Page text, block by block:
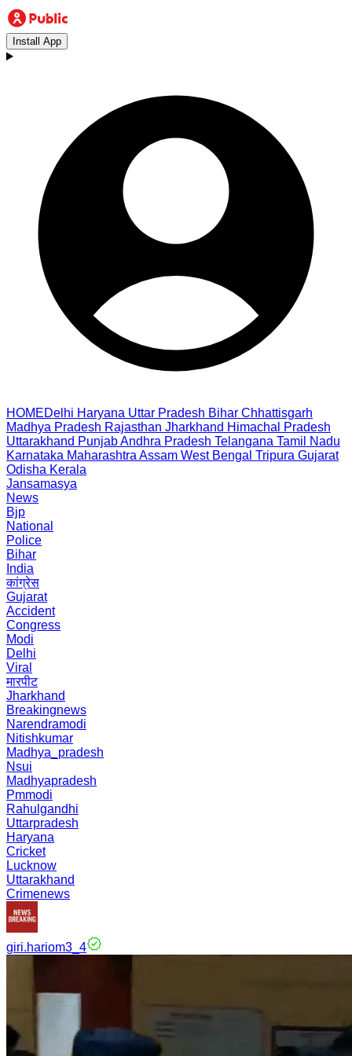
Install App
HOMEDelhi Haryana Uttar Pradesh Bihar Chhattisgarh
Madhya Pradesh Rajasthan Jharkhand Himachal Pradesh
Uttarakhand PunjabAndhra Pradesh Telangana Tamil Nadu
Karnataka Maharashtra Assam West Bengal Tripura Gujarat
Odisha Kerala
Jansamasya
News
Bjp
National
Police
Bihar
India
कांग्रेस
Gujarat
Accident
Congress
Modi
Delhi
Viral
मारपीट
Jharkhand
Breakingnews
Narendramodi
Nitishkumar
Madhya_pradesh
Nsui
Madhyapradesh
Pmmodi
Rahulgandhi
Uttarpradesh
Haryana
Cricket
Lucknow
Uttarakhand
Crimenews
giri.hariom3_4